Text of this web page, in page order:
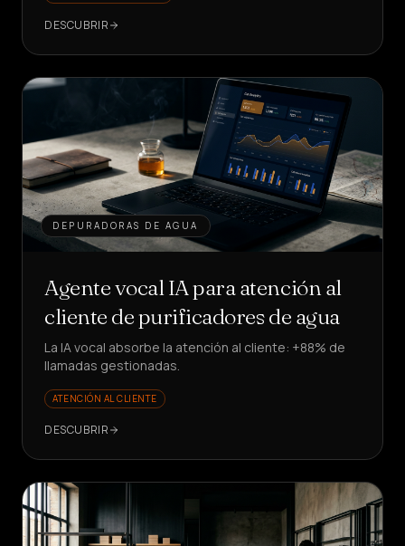
DESCUBRIR
DEPURADORAS DE AGUA
Agente vocal IA para atención al
cliente de purificadores de agua
La IA vocal absorbe la atención al cliente: +88% de
llamadas gestionadas.
ATENCIÓN AL CLIENTE
DESCUBRIR